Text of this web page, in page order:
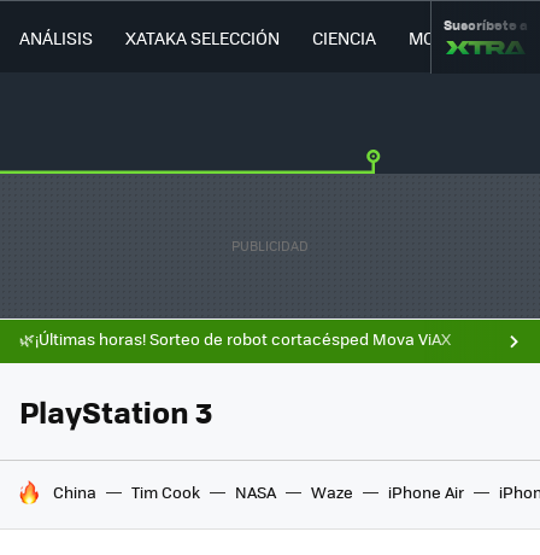
ANÁLISIS XATAKA SELECCIÓN CIENCIA MOVILIDAD
Suscríbete a
🌿¡Últimas horas! Sorteo de robot cortacésped Mova ViAX
PlayStation 3
HOY SE HABLA DE
China Tim Cook NASA Waze iPhone Air